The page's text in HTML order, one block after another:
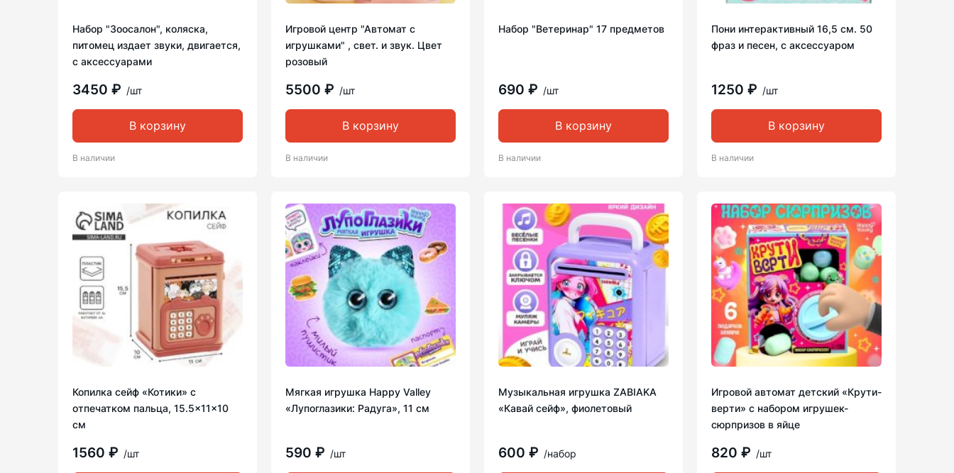
Набор "Зоосалон", коляска,
питомец издает звуки, двигается,
с аксессуарами
3450 ₽ /шт
В корзину
В наличии
Игровой центр "Автомат с
игрушками" , свет. и звук. Цвет
розовый
5500 ₽ /шт
В корзину
В наличии
Набор "Ветеринар" 17 предметов
690 ₽ /шт
В корзину
В наличии
Пони интерактивный 16,5 см. 50
фраз и песен, с аксессуаром
1250 ₽ /шт
В корзину
В наличии
Копилка сейф «Котики» с
отпечатком пальца, 15.5×11×10
см
1560 ₽ /шт
Мягкая игрушка Happy Valley
«Лупоглазики: Радуга», 11 см
590 ₽ /шт
Музыкальная игрушка ZABIAKA
«Кавай сейф», фиолетовый
600 ₽ /набор
Игровой автомат детский «Крути-
верти» с набором игрушек-
сюрпризов в яйце
820 ₽ /шт